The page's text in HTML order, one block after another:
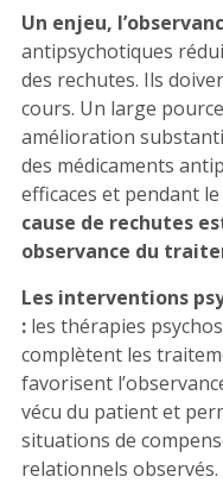
Un enjeu,
antipsychotiques
des rechutes. Ils
cours. Un large
amélioration
des médicaments
efficaces et pendant
cause de rechutes
observance du
Les interventions
: les thérapies
complètent les
favorisent
vécu du patient et
situations de
relationnels